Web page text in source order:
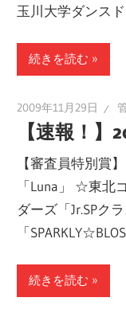
ポ
ト
ま
す！
玉川大学ダンスド
続きを読む
2009年11月29日
【速報！
【審査員特別賞
「Luna」 ☆東北
ダーズ「Jr.SPク
「
続きを読む